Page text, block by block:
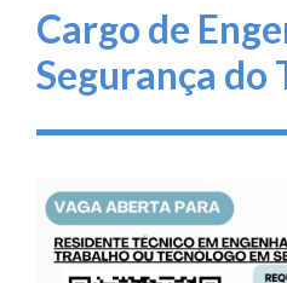
Cargo de
Segurança do